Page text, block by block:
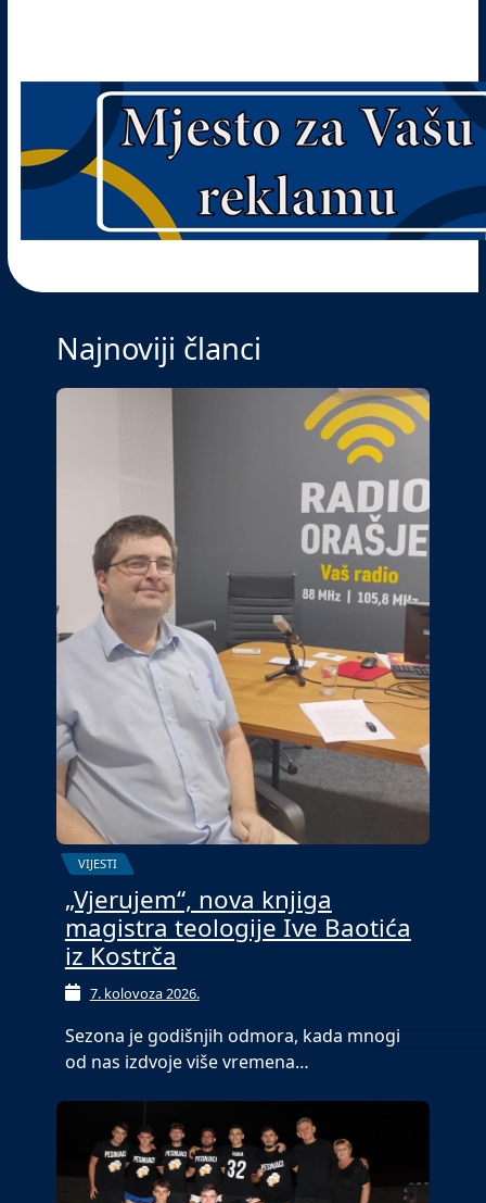
Najnoviji članci
VIJESTI
„Vjerujem“, nova knjiga
magistra teologije Ive Baotića
iz Kostrča
7. kolovoza 2026.
Sezona je godišnjih odmora, kada mnogi
od nas izdvoje više vremena…